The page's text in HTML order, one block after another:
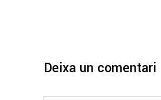
Deixa un comentari